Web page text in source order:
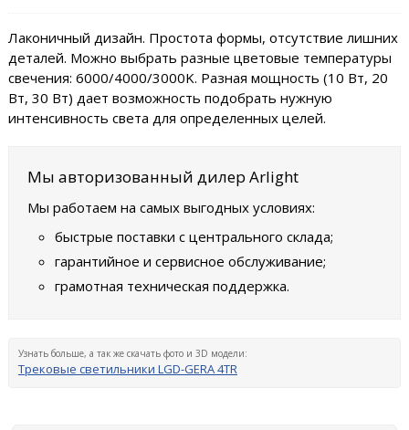
Лаконичный дизайн. Простота формы, отсутствие лишних
деталей. Можно выбрать разные цветовые температуры
свечения: 6000/4000/3000K. Разная мощность (10 Вт, 20
Вт, 30 Вт) дает возможность подобрать нужную
интенсивность света для определенных целей.
Мы авторизованный дилер Arlight
Мы работаем на самых выгодных условиях:
быстрые поставки с центрального склада;
гарантийное и сервисное обслуживание;
грамотная техническая поддержка.
Узнать больше, а так же скачать фото и 3D модели:
Трековые светильники LGD-GERA 4TR